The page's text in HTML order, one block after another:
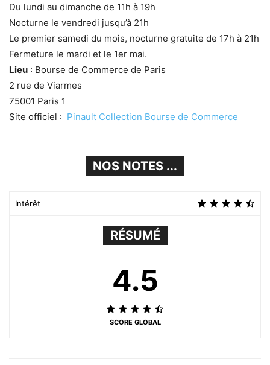
Du lundi au dimanche de 11h à 19h
Nocturne le vendredi jusqu’à 21h
Le premier samedi du mois, nocturne gratuite de 17h à 21h
Fermeture le mardi et le 1er mai.
Lieu : Bourse de Commerce de Paris
2 rue de Viarmes
75001 Paris 1
Site officiel : Pinault Collection Bourse de Commerce
NOS NOTES ...
Intérêt
RÉSUMÉ
4.5
SCORE GLOBAL